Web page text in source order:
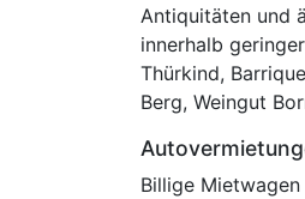
Antiquitäten und
innerhalb
Thürkind,
Berg, Weingut
Billige